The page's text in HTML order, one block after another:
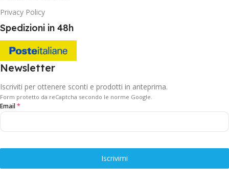
Privacy Policy
Spedizioni in 48h
Newsletter
Iscriviti per ottenere sconti e prodotti in anteprima.
Form protetto da reCaptcha secondo le norme Google.
Email*
Iscrivimi